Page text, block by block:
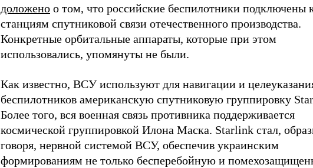
доложено о том, что российские беспилотники подключены
станциям спутниковой связи отечественного производства.
Конкретные орбитальные аппараты, которые при этом
использовались, упомянуты не были.
Как известно, ВСУ используют для навигации и
беспилотников американскую спутниковую группировку
Более того, вся военная связь противника поддерживается
космической группировкой Илона Маска. Starlink стал,
говоря, нервной системой ВСУ, обеспечив украинским
формированиям не только бесперебойную и